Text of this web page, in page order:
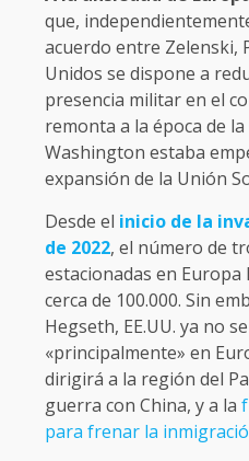
que,
acuerdo entre Zelenski,
Unidos se dispone a
presencia militar en el
remonta a la época de
Washington estaba
expansión de la Unión
Desde el inicio de la
de 2022, el número de
estacionadas en
cerca de 100.000. Sin
Hegseth, EE.UU. ya no
«principalmente» en
dirigirá a la región del
guerra con China, y a la
para frenar la